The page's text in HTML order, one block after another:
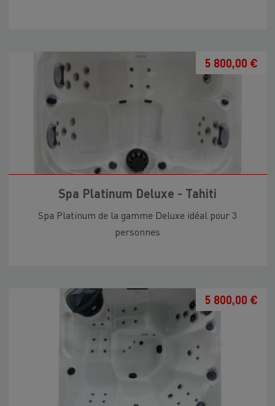
5 800,00 €
Spa Platinum Deluxe - Tahiti
Spa Platinum de la gamme Deluxe idéal pour 3
personnes
5 800,00 €